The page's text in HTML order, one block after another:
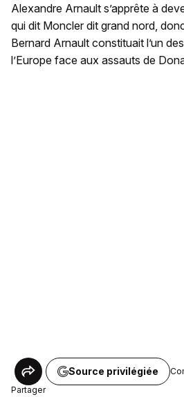
Alexandre Arnault s’apprête à
qui dit Moncler dit grand nord,
Bernard Arnault constituait l’un
l’Europe face aux assauts de
Partager
Source privilégiée